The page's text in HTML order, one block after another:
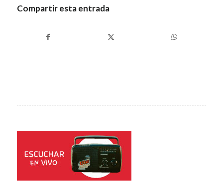
Compartir esta entrada